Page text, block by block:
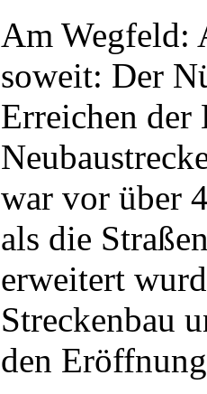
Am Wegfeld:
soweit: Der
Erreichen der
war vor über
als die
erweitert
Streckenbau
den